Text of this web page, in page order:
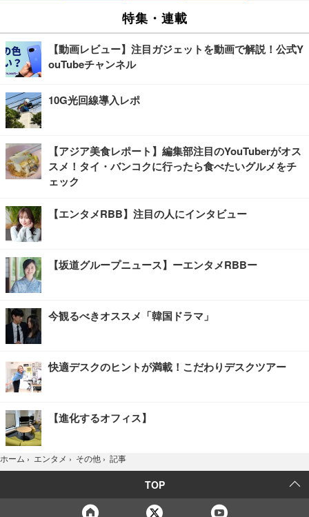
特集・連載
【動画レビュー】注目ガジェットを動画で解説！公式Y
ouTubeチャンネル
10G光回線導入レポ
【アジア美食レポート】編集部注目のYouTuberがオス
スメ！タイ・バンコクに行ったら食べたいグルメをチ
ェック
【エンタメRBB】注目の人にインタビュー
【坂道グループニュース】ーエンタメRBBー
今観るべきオススメ「韓国ドラマ」
快適デスクのヒントが満載！こだわりデスクツアー
【進化するオフィス】
ホーム › エンタメ › その他 › 記事
TOP